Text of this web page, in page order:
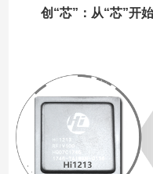
创“芯”：从“芯”开